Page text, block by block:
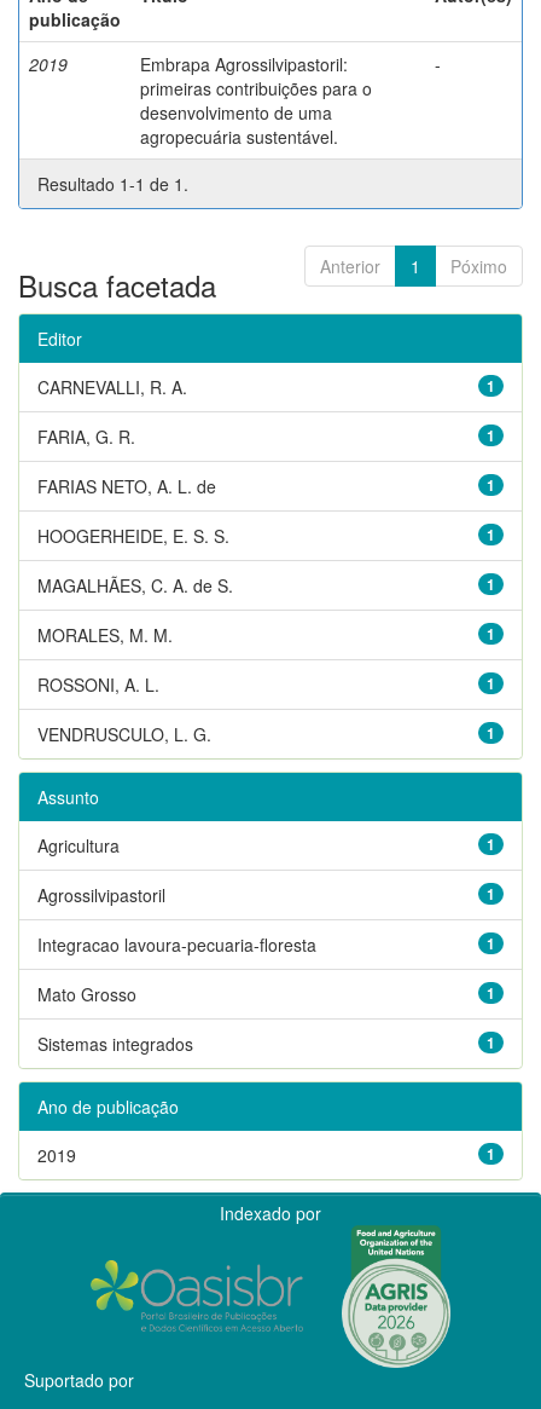
publicação
2019
Embrapa Agrossilvipastoril:
primeiras contribuições para o
desenvolvimento de uma
agropecuária sustentável.
-
Resultado 1-1 de 1.
Anterior 1 Póximo
Busca facetada
Editor
1
CARNEVALLI, R. A.
1
FARIA, G. R.
1
FARIAS NETO, A. L. de
1
HOOGERHEIDE, E. S. S.
1
MAGALHÃES, C. A. de S.
1
MORALES, M. M.
1
ROSSONI, A. L.
1
VENDRUSCULO, L. G.
Assunto
1
Agricultura
1
Agrossilvipastoril
1
Integracao lavoura-pecuaria-floresta
1
Mato Grosso
1
Sistemas integrados
Ano de publicação
1
2019
Indexado por
Suportado por